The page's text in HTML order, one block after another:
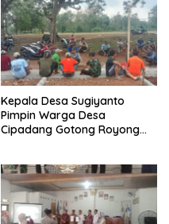
Kepala Desa Sugiyanto
Pimpin Warga Desa
Cipadang Gotong Royong